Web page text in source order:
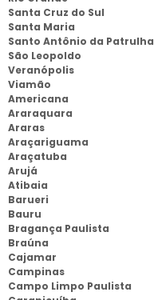
Santa Cruz do Sul
Santa Maria
Santo Antônio da Patrulha
São Leopoldo
Veranópolis
Viamão
Americana
Araraquara
Araras
Araçariguama
Araçatuba
Arujá
Atibaia
Barueri
Bauru
Bragança Paulista
Braúna
Cajamar
Campinas
Campo Limpo Paulista